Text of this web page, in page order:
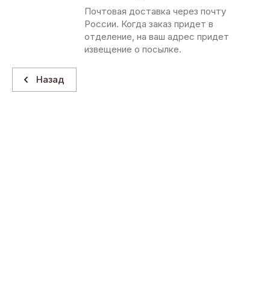
Почтовая доставка через почту
России. Когда заказ придет в
отделение, на ваш адрес придет
извещение о посылке.
Назад